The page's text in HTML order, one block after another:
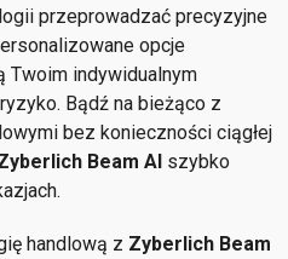
przeprowadzać precyzyjne
opcje
Twoim indywidualnym
Bądź na bieżąco z
bez konieczności ciągłej
Beam AI szybko
handlową z Zyberlich Beam